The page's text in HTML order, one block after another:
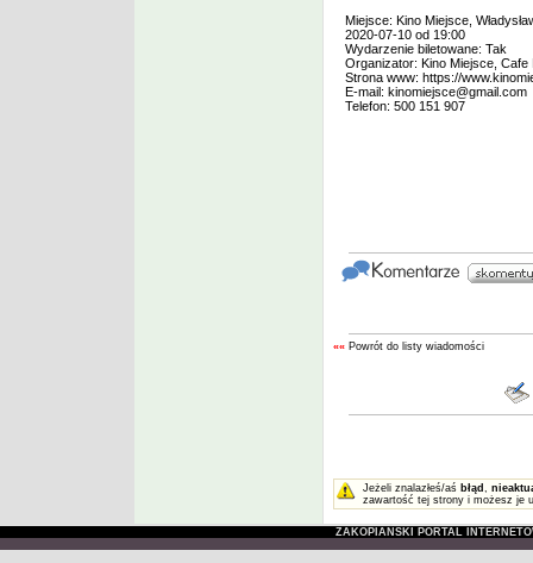
Miejsce: Kino Miejsce,
2020-07-10 od 19:00
Wydarzenie biletowane: Tak
Organizator: Kino Miejsce, Cafe
Strona www: https://
E-mail: kinomiejsce@gmail.com
Telefon: 500 151 907
«« Powrót do listy wiadomości
Jeżeli znalazłeś/aś błąd ,
zawartość tej strony i możesz je
ZAKOPIAŃSKI PORTAL